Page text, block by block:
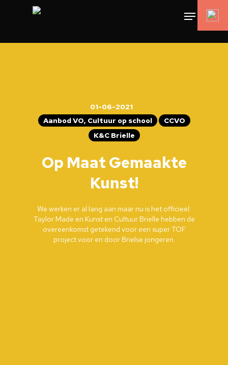
01-06-2021
Aanbod VO, Cultuur op school
CCVO
K&C Brielle
Op Maat Gemaakte
Kunst!
We werken er al lang aan maar nu is het officieel:
Taylor Made en Kunst en Cultuur Brielle hebben de
overeenkomst getekend voor een super TOF
project voor en door Brielse jongeren.